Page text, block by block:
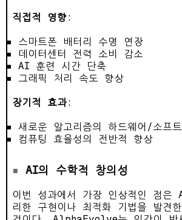
직접적 영향:
스마트폰 배터리 수명 연장
데이터센터 전력 소비 감소
AI 훈련 시간 단축
그래픽 처리 속도 향상
장기적 효과:
새로운 알고리즘의 하드웨어/소프
컴퓨팅 효율성의 전반적 향상
AI의 수학적 창의성
이번 성과에서 가장 인상적인 점은
리한 구현이나 최적화 기법을 발견